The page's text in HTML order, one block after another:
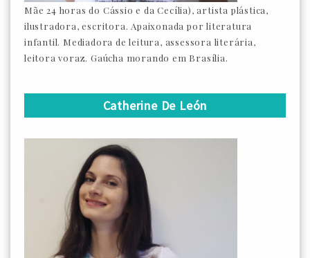
Mãe 24 horas do Cássio e da Cecília), artista plástica,
ilustradora, escritora. Apaixonada por literatura
infantil. Mediadora de leitura, assessora literária,
leitora voraz. Gaúcha morando em Brasília.
Catherine De León